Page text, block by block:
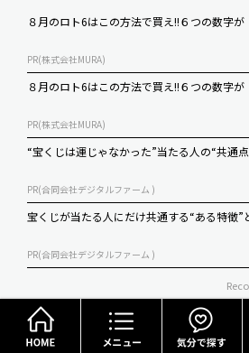
８月のロト6はこの方法で買え!!６つの数字
PR(株式会社MURA)
８月のロト6はこの方法で買え!!６つの数字
PR(株式会社MURA)
“宝くじは運じゃなかった”当たる人の“共通
PR(合同会社デジタルファーム )
宝くじが当たる人にだけ共通する“ある特徴”
PR(合同会社デジタルファーム )